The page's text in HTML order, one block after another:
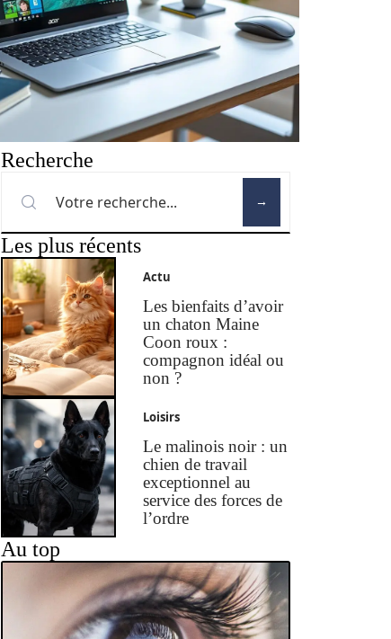
Recherche
Les plus récents
Actu
Les bienfaits d’avoir
un chaton Maine
Coon roux :
compagnon idéal ou
non ?
Loisirs
Le malinois noir : un
chien de travail
exceptionnel au
service des forces de
l’ordre
Au top